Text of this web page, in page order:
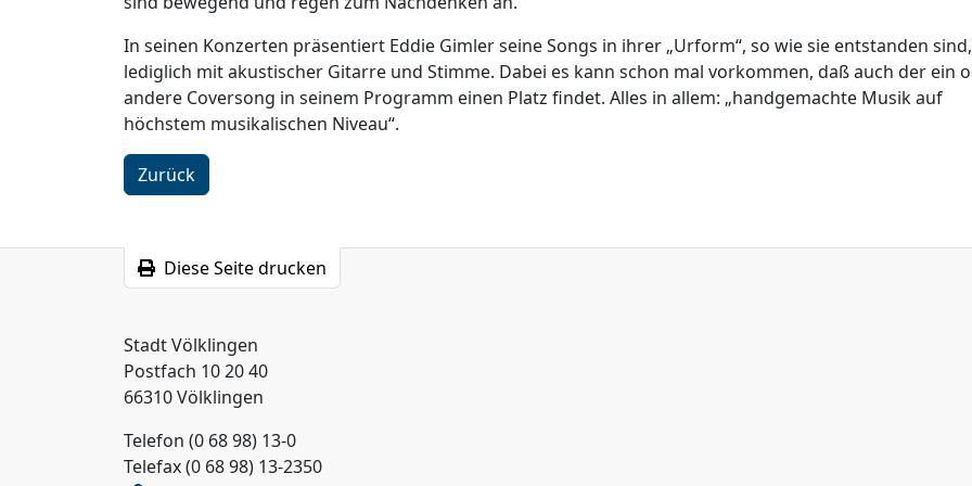
In seinen Konzerten präsentiert Eddie Gimler seine Songs in ihrer „Urform“, so wie sie entstanden sind,
lediglich mit akustischer Gitarre und Stimme. Dabei es kann schon mal vorkommen, daß auch der ein
andere Coversong in seinem Programm einen Platz findet. Alles in allem: „handgemachte Musik auf
höchstem musikalischen Niveau“.
Zurück
Diese Seite drucken
Stadt Völklingen
Postfach 10 20 40
66310 Völklingen
Telefon (0 68 98) 13-0
Telefax (0 68 98) 13-2350